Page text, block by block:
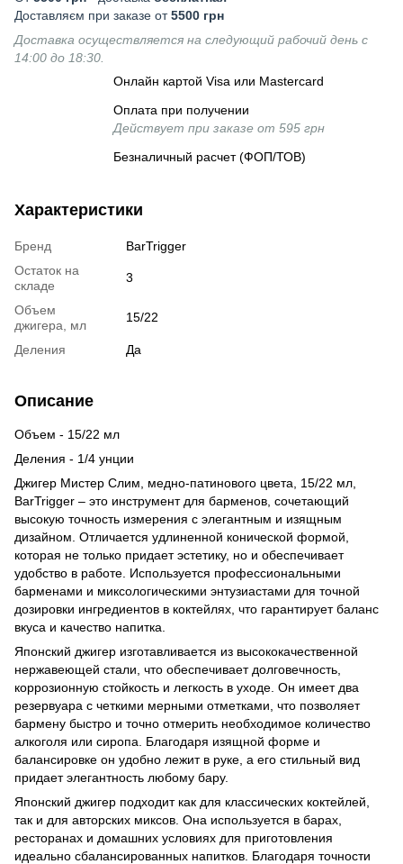
Доставляєм при заказе от5500 грн
Доставка осуществляется на следующий рабочий день с
14:00 до 18:30.
Онлайн картой Visa или Mastercard
Оплата при получении
Действует при заказе от 595 грн
Безналичный расчет (ФОП/ТОВ)
Характеристики
Бренд
BarTrigger
Остаток на
складе
3
Объем
джигера, мл
15/22
Деления Да
Описание
Объем - 15/22 мл
Деления - 1/4 унции
Джигер Мистер Слим, медно-патинового цвета, 15/22 мл,
BarTrigger – это инструмент для барменов, сочетающий
высокую точность измерения с элегантным и изящным
дизайном. Отличается удлиненной конической формой,
которая не только придает эстетику, но и обеспечивает
удобство в работе. Используется профессиональными
барменами и миксологическими энтузиастами для точной
дозировки ингредиентов в коктейлях, что гарантирует баланс
вкуса и качество напитка.
Японский джигер изготавливается из высококачественной
нержавеющей стали, что обеспечивает долговечность,
коррозионную стойкость и легкость в уходе. Он имеет два
резервуара с четкими мерными отметками, что позволяет
бармену быстро и точно отмерить необходимое количество
алкоголя или сиропа. Благодаря изящной форме и
балансировке он удобно лежит в руке, а его стильный вид
придает элегантность любому бару.
Японский джигер подходит как для классических коктейлей,
так и для авторских миксов. Она используется в барах,
ресторанах и домашних условиях для приготовления
идеально сбалансированных напитков. Благодаря точности